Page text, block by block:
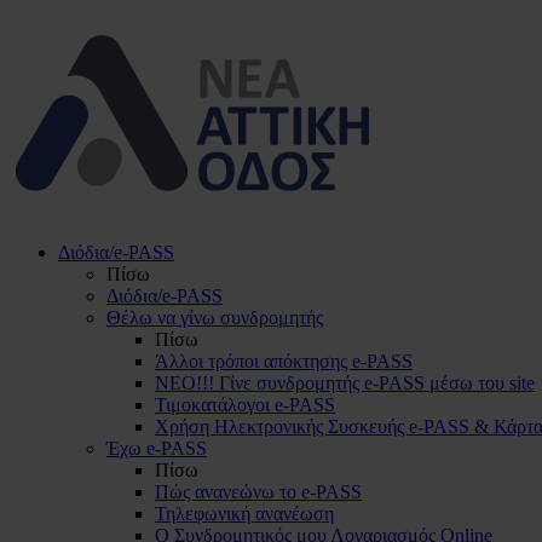
Διόδια/e-PASS
Πίσω
Διόδια/e-PASS
Θέλω να γίνω συνδρομητής
Πίσω
Άλλοι τρόποι απόκτησης e-PASS
ΝΕΟ!!! Γίνε συνδρομητής e-PASS μέσω του site
Τιμοκατάλογοι e-PASS
Χρήση Ηλεκτρονικής Συσκευής e-PASS &
Έχω e-PASS
Πίσω
Πώς ανανεώνω το e-PASS
Τηλεφωνική ανανέωση
Ο Συνδρομητικός μου Λογαριασμός Online